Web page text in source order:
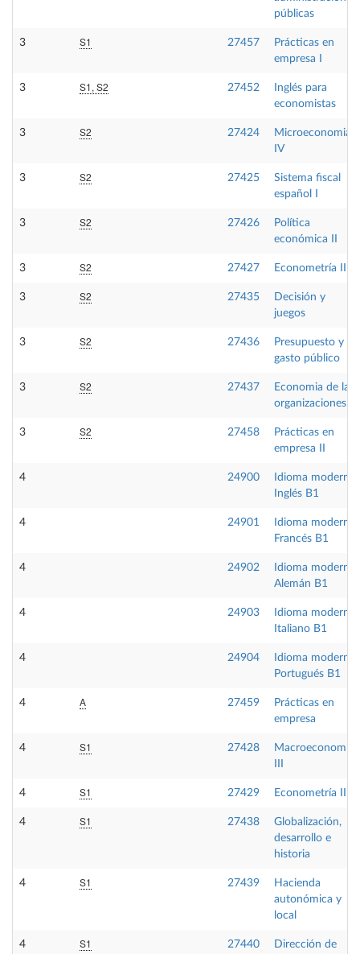
públicas
3 S1 27457
Prácticas en
empresa I
3 S1, S2 27452
Inglés para
economistas
3 S2 27424
Microeconomia
IV
3 S2 27425
Sistema fiscal
español I
3 S2 27426
Política
económica II
3 S2 27427 Econometría II
3 S2 27435
Decisión y
juegos
3 S2 27436
Presupuesto y
gasto público
3 S2 27437
Economia de las
organizaciones
3 S2 27458
Prácticas en
empresa II
4 24900
Idioma moderno
Inglés B1
4 24901
Idioma moderno
Francés B1
4 24902
Idioma moderno
Alemán B1
4 24903
Idioma moderno
Italiano B1
4 24904
Idioma moderno
Portugués B1
4 A 27459
Prácticas en
empresa
4 S1 27428
Macroeconomía
4 S1 27429 Econometría III
4 S1 27438
Globalización,
desarrollo e
historia
4 S1 27439
Hacienda
autonómica y
local
4 S1 27440
Dirección de